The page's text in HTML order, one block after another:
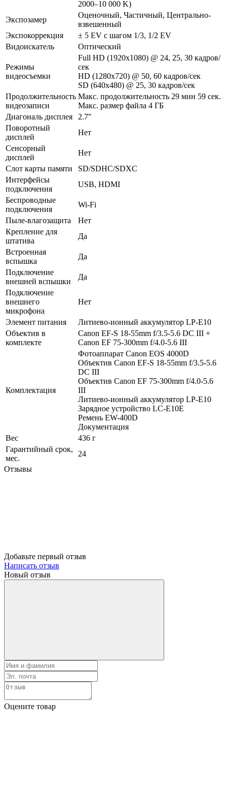
2000–10 000 K)
Экспозамер
Оценочный, Частичный, Центрально-
взвешенный
Экспокоррекция
± 5 EV с шагом 1/3, 1/2 EV
Видоискатель
Оптический
Режимы
видеосъемки
Full HD (1920x1080) @ 24, 25, 30 кадров/
сек
HD (1280x720) @ 50, 60 кадров/сек
SD (640x480) @ 25, 30 кадров/сек
Продолжительность
видеозаписи
Макс. продолжительность 29 мин 59 сек.
Макс. размер файла 4 ГБ
Диагональ дисплея
2.7"
Поворотный
дисплей
Нет
Сенсорный
дисплей
Нет
Слот карты памяти
SD/SDHC/SDXC
Интерфейсы
подключения
USB, HDMI
Беспроводные
подключения
Wi-Fi
Пыле-влагозащита
Нет
Крепление для
штатива
Да
Встроенная
вспышка
Да
Подключение
внешней вспышки
Да
Подключение
внешнего
микрофона
Нет
Элемент питания
Литиево-ионный аккумулятор LP-E10
Объектив в
комплекте
Canon EF-S 18-55mm f/3.5-5.6 DC III +
Canon EF 75-300mm f/4.0-5.6 III
Комплектация
Фотоаппарат Canon EOS 4000D
Объектив Canon EF-S 18-55mm f/3.5-5.6
DC III
Объектив Canon EF 75-300mm f/4.0-5.6
III
Литиево-ионный аккумулятор LP-E10
Зарядное устройство LC-E10E
Ремень EW-400D
Документация
Вес
436 г
Гарантийный срок,
мес.
24
Отзывы
Добавьте первый отзыв
Написать отзыв
Новый отзыв
Оцените товар